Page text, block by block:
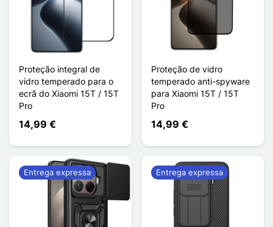
Proteção integral de
vidro temperado para o
ecrã do Xiaomi 15T / 15T
Pro
14,99 €
Proteção de vidro
temperado anti-spyware
para Xiaomi 15T / 15T
Pro
14,99 €
Entrega expressa Entrega expressa